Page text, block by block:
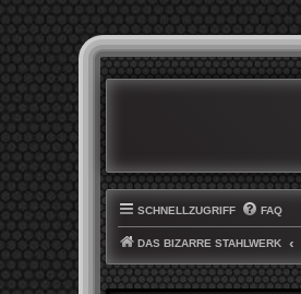
SCHNELLZUGRIFF FAQ
DAS BIZARRE STAHLWERK